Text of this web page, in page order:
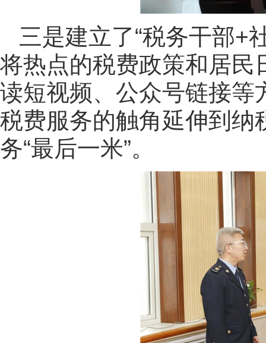
三是建立了“税务干部+
将热点的税费政策和居民
读短视频、公众号链接等
税费服务的触角延伸到纳
务“最后一米”。